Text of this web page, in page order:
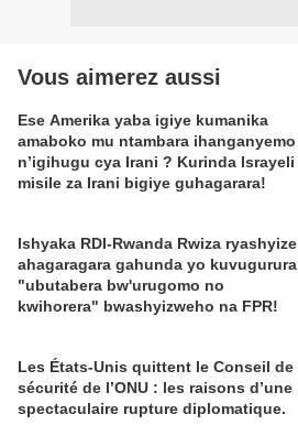
Vous aimerez aussi
Ese Amerika yaba igiye kumanika
amaboko mu ntambara ihanganyemo
n’igihugu cya Irani ? Kurinda Israyeli
misile za Irani bigiye guhagarara!
Ishyaka RDI-Rwanda Rwiza ryashyize
ahagaragara gahunda yo kuvugurura
"ubutabera bw'urugomo no
kwihorera" bwashyizweho na FPR!
Les États-Unis quittent le Conseil de
sécurité de l’ONU : les raisons d’une
spectaculaire rupture diplomatique.